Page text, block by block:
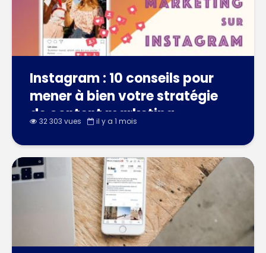
Instagram : 10 conseils pour
mener à bien votre stratégie
de content marketing
32 303 vues il y a 1 mois